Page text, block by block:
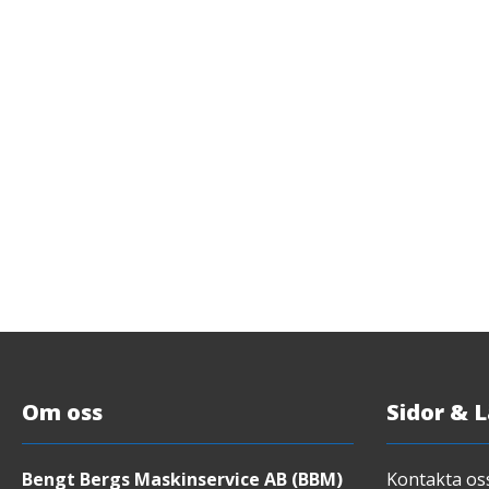
Om oss
Bengt Bergs Maskinservice AB (BBM)
Sidor &
Kontakta